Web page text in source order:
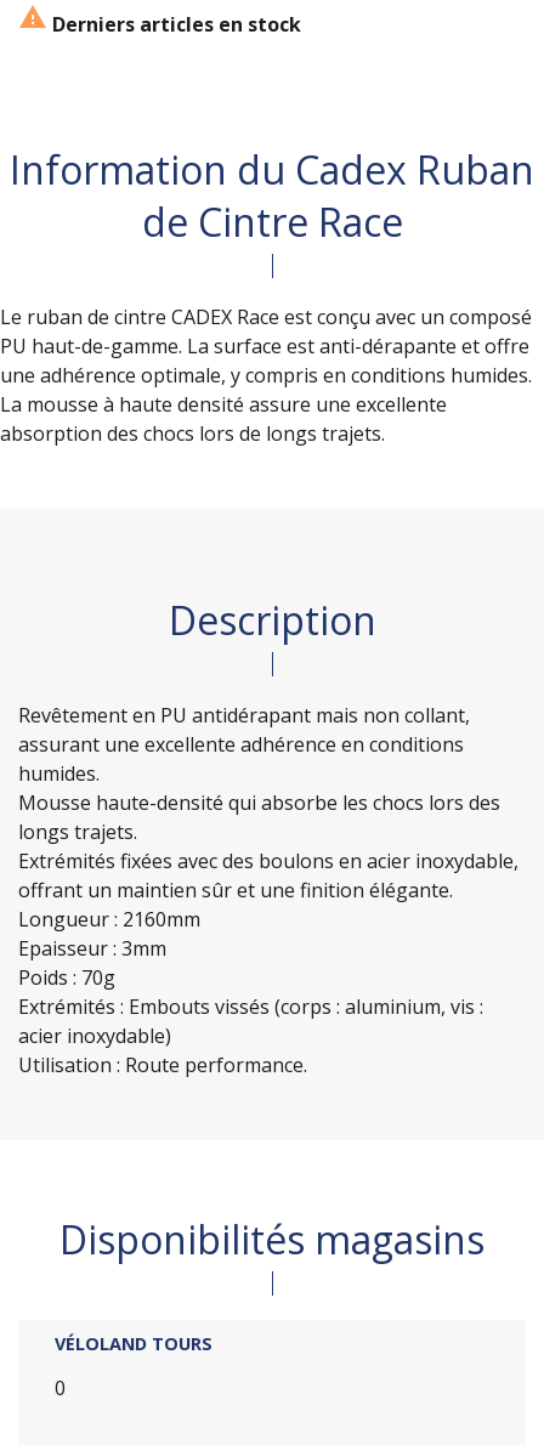
 Derniers articles en stock
Information du Cadex Ruban
de Cintre Race
Le ruban de cintre CADEX Race est conçu avec un composé
PU haut-de-gamme. La surface est anti-dérapante et offre
une adhérence optimale, y compris en conditions humides.
La mousse à haute densité assure une excellente
absorption des chocs lors de longs trajets.
Description
Revêtement en PU antidérapant mais non collant,
assurant une excellente adhérence en conditions
humides.
Mousse haute-densité qui absorbe les chocs lors des
longs trajets.
Extrémités fixées avec des boulons en acier inoxydable,
offrant un maintien sûr et une finition élégante.
Longueur : 2160mm
Epaisseur : 3mm
Poids : 70g
Extrémités : Embouts vissés (corps : aluminium, vis :
acier inoxydable)
Utilisation : Route performance.
Disponibilités magasins
VÉLOLAND TOURS
0